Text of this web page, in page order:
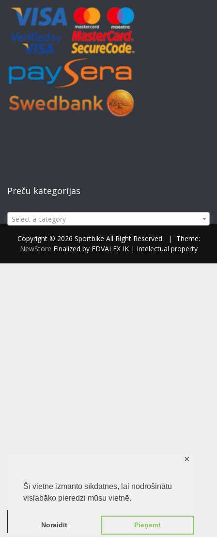
Šī vietne izmanto sīkdatnes, lai nodrošinātu
vislabāko pieredzi mūsu vietnē.
Noraidīt Pieņemt
✕
Preču kategorijas
Select a category
Copyright © 2026 Sportbike All Right Reserved. |
Theme:
NewStore Finalized by EDVALEX IK | Intelectual property